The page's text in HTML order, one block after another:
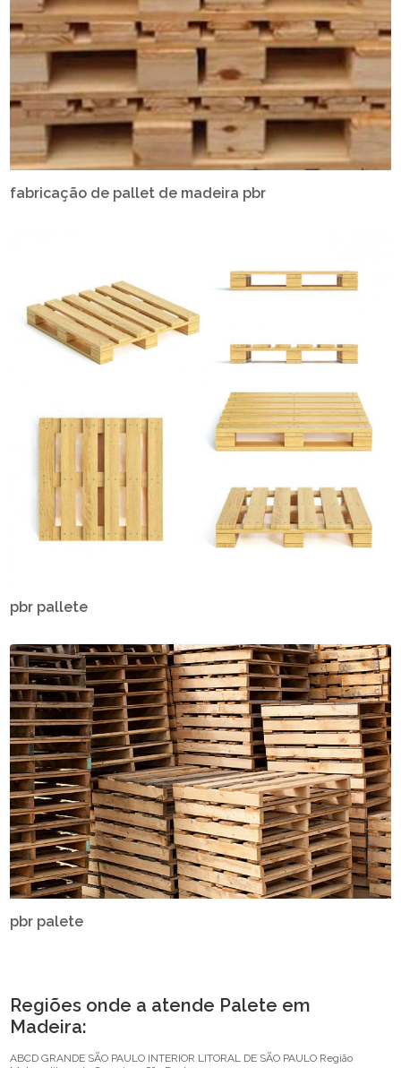
fabricação de pallet de madeira pbr
pbr pallete
pbr palete
Regiões onde a atende Palete em
Madeira:
ABCD GRANDE SÃO PAULO INTERIOR LITORAL DE SÃO PAULO Região